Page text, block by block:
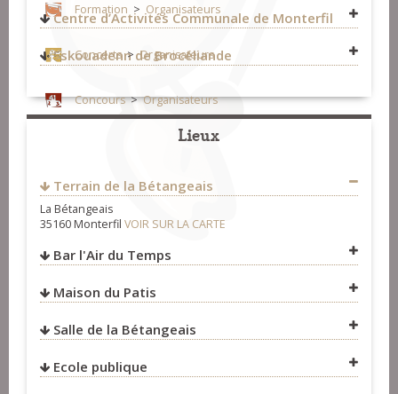
Formation > Organisateurs
Concerts>Organisateurs
Concours>Organisateurs
Centre d’Activités Communale de Monterfil
Fest-Noz et Fest-Deiz> Organisateurs
Eskouadenn de Brocéliande
Mairie de Monterfil
35160Monterfil
https://www.facebook.com/Eskouadenn.de.Broceliande/
Lieux
Terrain de la Bétangeais
La Bétangeais
35160 Monterfil VOIR SUR LA CARTE
Bar l'Air du Temps
Maison du Patis
VOIR SUR LA CARTE
Salle de la Bétangeais
Ecole publique